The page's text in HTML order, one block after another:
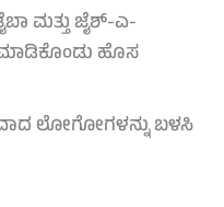
ಮತ್ತು ಜೈಶ್-ಎ-
ಹೊಸ
ಲೋಗೋಗಳನ್ನು ಬಳಸಿ